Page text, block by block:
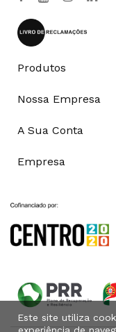
Produtos
Nossa Empresa
A Sua Conta
Empresa
Este site utiliza